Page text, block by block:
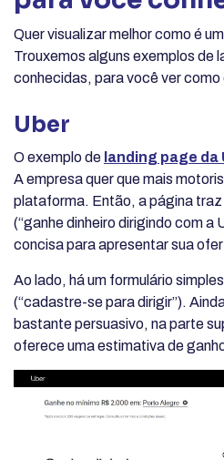
Quer visualizar melhor como é
Trouxemos alguns exemplos de
conhecidas, para você ver
Uber
O exemplo de landing page da
A empresa quer que mais
plataforma. Então, a página
(“ganhe dinheiro dirigindo com a
concisa para apresentar sua
Ao lado, há um formulário
(“cadastre-se para dirigir”).
bastante persuasivo, na parte
oferece uma estimativa de